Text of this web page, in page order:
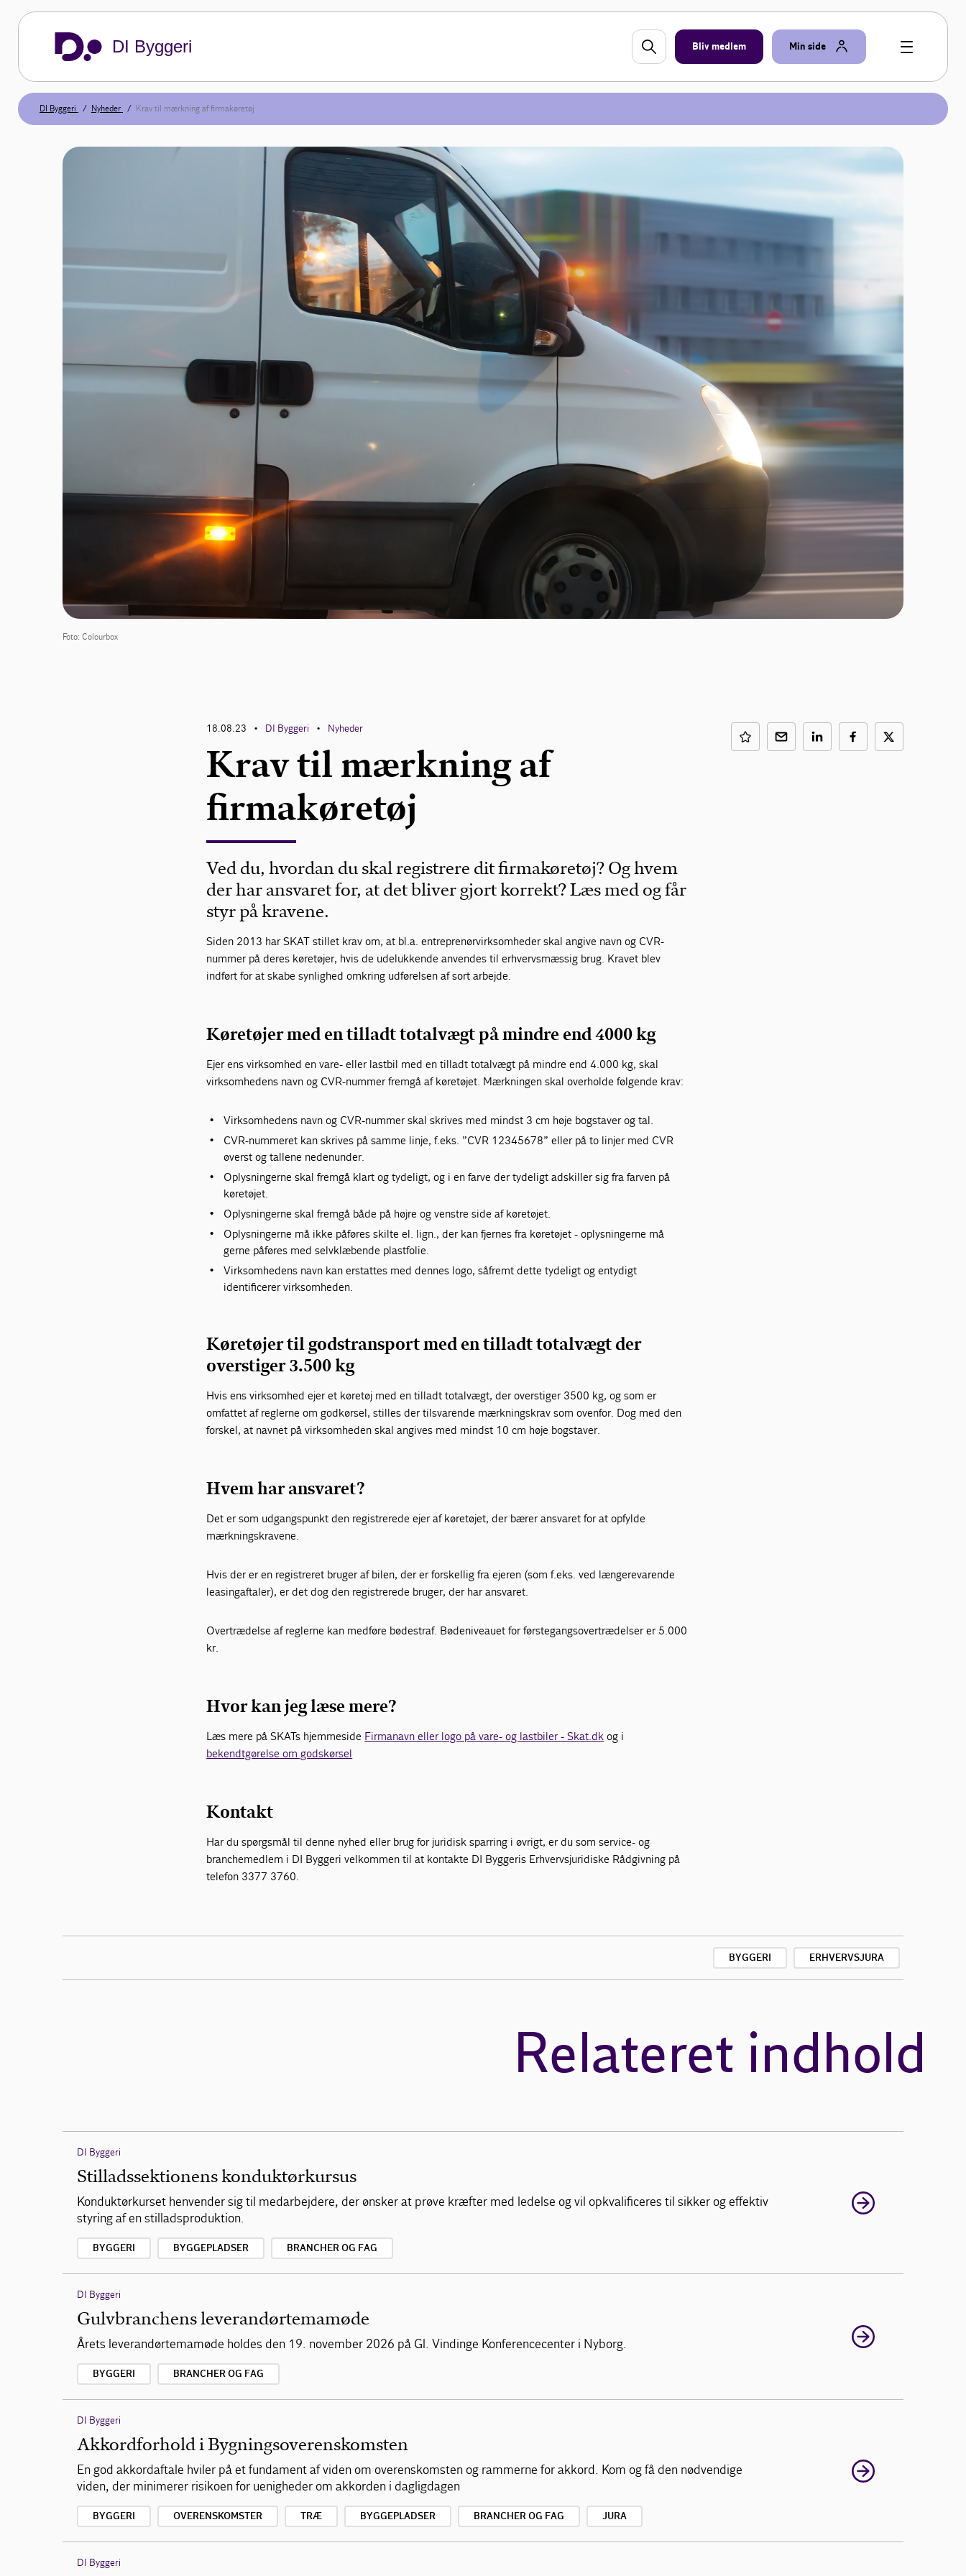
DI Byggeri Bliv medlem Min side
DI Byggeri Nyheder Krav til mærkning af firmakøretøj
Foto: Colourbox
18.08.23 • DI Byggeri • Nyheder
Krav til mærkning af
firmakøretøj
Ved du, hvordan du skal registrere dit firmakøretøj? Og hvem
der har ansvaret for, at det bliver gjort korrekt? Læs med og får
styr på kravene.
Siden 2013 har SKAT stillet krav om, at bl.a. entreprenørvirksomheder skal angive navn og CVR-
nummer på deres køretøjer, hvis de udelukkende anvendes til erhvervsmæssig brug. Kravet blev
indført for at skabe synlighed omkring udførelsen af sort arbejde.
Køretøjer med en tilladt totalvægt på mindre end 4000 kg
Ejer ens virksomhed en vare- eller lastbil med en tilladt totalvægt på mindre end 4.000 kg, skal
virksomhedens navn og CVR-nummer fremgå af køretøjet. Mærkningen skal overholde følgende krav:
Virksomhedens navn og CVR-nummer skal skrives med mindst 3 cm høje bogstaver og tal.
CVR-nummeret kan skrives på samme linje, f.eks. ”CVR 12345678” eller på to linjer med CVR
øverst og tallene nedenunder.
Oplysningerne skal fremgå klart og tydeligt, og i en farve der tydeligt adskiller sig fra farven på
køretøjet.
Oplysningerne skal fremgå både på højre og venstre side af køretøjet.
Oplysningerne må ikke påføres skilte el. lign., der kan fjernes fra køretøjet - oplysningerne må
gerne påføres med selvklæbende plastfolie.
Virksomhedens navn kan erstattes med dennes logo, såfremt dette tydeligt og entydigt
identificerer virksomheden.
Køretøjer til godstransport med en tilladt totalvægt der
overstiger 3.500 kg
Hvis ens virksomhed ejer et køretøj med en tilladt totalvægt, der overstiger 3500 kg, og som er
omfattet af reglerne om godkørsel, stilles der tilsvarende mærkningskrav som ovenfor. Dog med den
forskel, at navnet på virksomheden skal angives med mindst 10 cm høje bogstaver.
Hvem har ansvaret?
Det er som udgangspunkt den registrerede ejer af køretøjet, der bærer ansvaret for at opfylde
mærkningskravene.
Hvis der er en registreret bruger af bilen, der er forskellig fra ejeren (som f.eks. ved længerevarende
leasingaftaler), er det dog den registrerede bruger, der har ansvaret.
Overtrædelse af reglerne kan medføre bødestraf. Bødeniveauet for førstegangsovertrædelser er 5.000
kr.
Hvor kan jeg læse mere?
Læs mere på SKATs hjemmeside Firmanavn eller logo på vare- og lastbiler - Skat.dk og i
bekendtgørelse om godskørsel
Kontakt
Har du spørgsmål til denne nyhed eller brug for juridisk sparring i øvrigt, er du som service- og
branchemedlem i DI Byggeri velkommen til at kontakte DI Byggeris Erhvervsjuridiske Rådgivning på
telefon 3377 3760.
BYGGERI ERHVERVSJURA
Relateret indhold
DI Byggeri
Stilladssektionens konduktørkursus
Konduktørkurset henvender sig til medarbejdere, der ønsker at prøve kræfter med ledelse og vil opkvalificeres til sikker og effektiv
styring af en stilladsproduktion.
BYGGERI BYGGEPLADSER BRANCHER OG FAG
DI Byggeri
Gulvbranchens leverandørtemamøde
Årets leverandørtemamøde holdes den 19. november 2026 på Gl. Vindinge Konferencecenter i Nyborg.
BYGGERI BRANCHER OG FAG
DI Byggeri
Akkordforhold i Bygningsoverenskomsten
En god akkordaftale hviler på et fundament af viden om overenskomsten og rammerne for akkord. Kom og få den nødvendige
viden, der minimerer risikoen for uenigheder om akkorden i dagligdagen
BYGGERI OVERENSKOMSTER TRÆ BYGGEPLADSER BRANCHER OG FAG JURA
DI Byggeri